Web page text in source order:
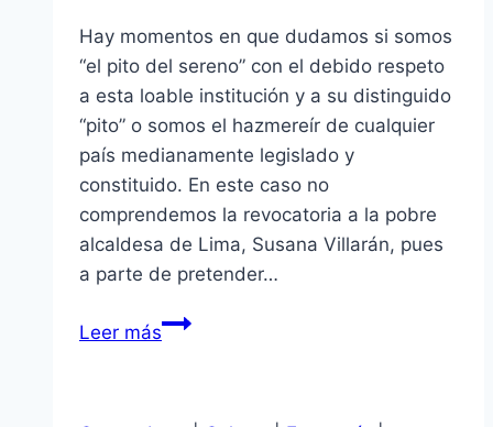
Hay momentos en que dudamos si somos
“el pito del sereno” con el debido respeto
a esta loable institución y a su distinguido
“pito” o somos el hazmereír de cualquier
país medianamente legislado y
constituido. En este caso no
comprendemos la revocatoria a la pobre
alcaldesa de Lima, Susana Villarán, pues
a parte de pretender…
Leer másSUSANA